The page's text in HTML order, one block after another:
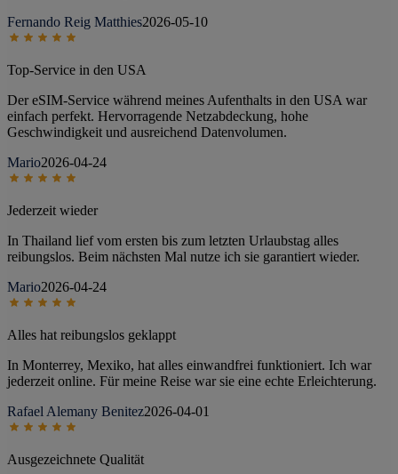
Fernando Reig Matthies2026-05-10
Top-Service in den USA
Der eSIM-Service während meines Aufenthalts in den USA war
einfach perfekt. Hervorragende Netzabdeckung, hohe
Geschwindigkeit und ausreichend Datenvolumen.
Mario2026-04-24
Jederzeit wieder
In Thailand lief vom ersten bis zum letzten Urlaubstag alles
reibungslos. Beim nächsten Mal nutze ich sie garantiert wieder.
Mario2026-04-24
Alles hat reibungslos geklappt
In Monterrey, Mexiko, hat alles einwandfrei funktioniert. Ich war
jederzeit online. Für meine Reise war sie eine echte Erleichterung.
Rafael Alemany Benitez2026-04-01
Ausgezeichnete Qualität